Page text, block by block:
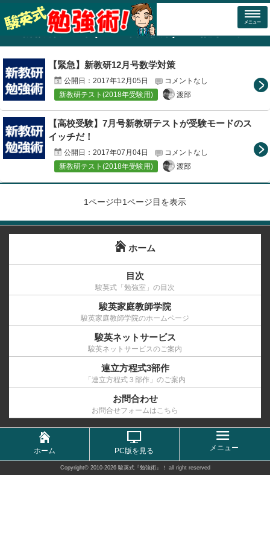
メニュー
トップページ 入試＆進学情報（2018年受験用） 新教研テスト
「 新教研テスト(2018年受験用) 」の記事一覧
【緊急】新教研12月号数学対策
公開日： 2017年12月05日
コメントなし
新教研テスト(2018年受験用)
渡部
【高校受験】7月号新教研テストが受験モードのス
イッチだ！
公開日： 2017年07月04日
コメントなし
新教研テスト(2018年受験用)
渡部
1ページ中1ページ目を表示
ホーム
目次
駿英式「勉強室」の目次
駿英家庭教師学院
駿英家庭教師学院のホームページ
駿英ネットサービス
駿英ネットサービスのご案内
連立方程式3部作
「連立方程式３部作」のご案内
お問合わせ
お問合せフォームはこちら
ホーム PC版を見る メニュー
Copyright© 2010-2026 駿英式『勉強術』！ all right reserved